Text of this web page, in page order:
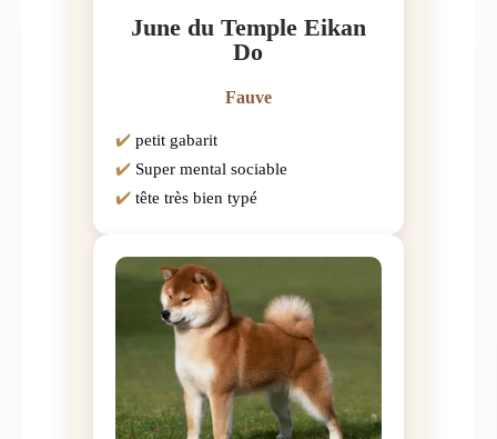
June du Temple Eikan
Do
Fauve
petit gabarit
Super mental sociable
tête très bien typé